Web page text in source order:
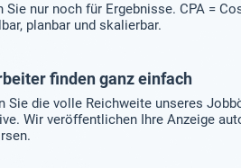
Sie nur noch für Ergebnisse. CPA =
planbar und skalierbar.
finden ganz einfach
Sie die volle Reichweite unseres
Wir veröffentlichen Ihre Anzeige